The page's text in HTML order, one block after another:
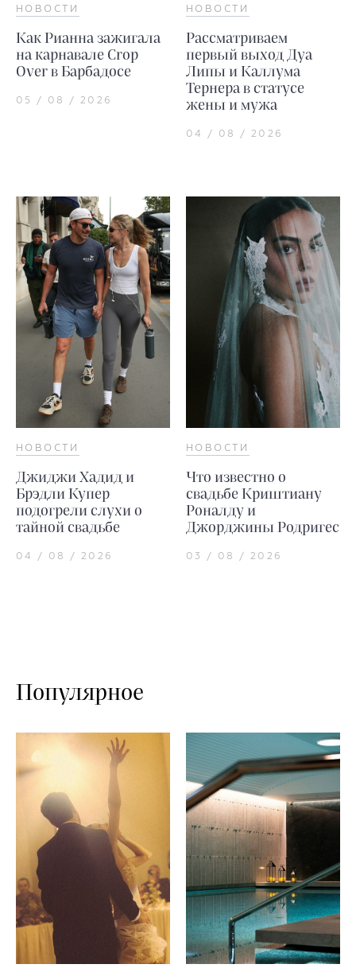
НОВОСТИ
Как Рианна зажигала
на карнавале Crop
Over в Барбадосе
05 / 08 / 2026
НОВОСТИ
Рассматриваем
первый выход Дуа
Липы и Каллума
Тернера в статусе
жены и мужа
04 / 08 / 2026
НОВОСТИ
Джиджи Хадид и
Брэдли Купер
подогрели слухи о
тайной свадьбе
04 / 08 / 2026
НОВОСТИ
Что известно о
свадьбе Криштиану
Роналду и
Джорджины Родригес
03 / 08 / 2026
Популярное